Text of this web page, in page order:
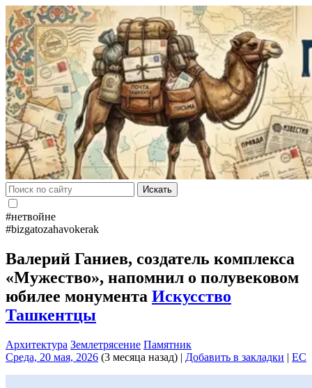
Искать
#нетвойне
#bizgatozahavokerak
Валерий Ганиев, создатель комплекса
«Мужество», напомнил о полувековом
юбилее монумента Искусство
Ташкентцы
Архитектура Землетрясение Памятник
Среда, 20 мая, 2026 (3 месяца назад) | Добавить в закладки | EC